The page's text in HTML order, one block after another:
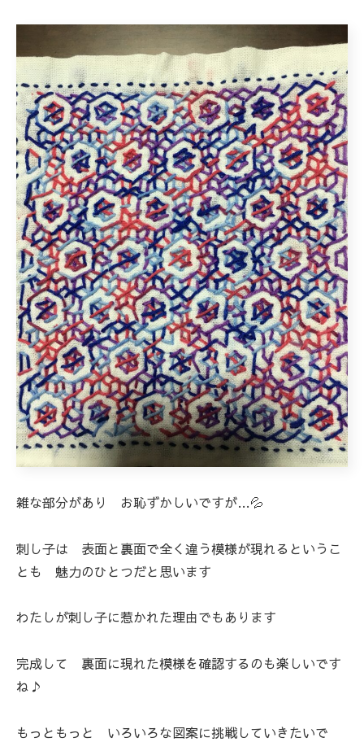
雑な部分があり お恥ずかしいですが…💦
刺し子は 表面と裏面で全く違う模様が現れるというこ
とも 魅力のひとつだと思います
わたしが刺し子に惹かれた理由でもあります
完成して 裏面に現れた模様を確認するのも楽しいです
ね♪
もっともっと いろいろな図案に挑戦していきたいで